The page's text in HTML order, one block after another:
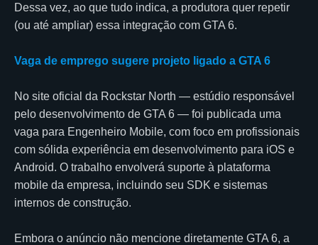
Dessa vez, ao que tudo indica, a produtora quer repetir
(ou até ampliar) essa integração com GTA 6.
Vaga de emprego sugere projeto ligado a GTA 6
No site oficial da Rockstar North — estúdio responsável
pelo desenvolvimento de GTA 6 — foi publicada uma
vaga para Engenheiro Mobile, com foco em profissionais
com sólida experiência em desenvolvimento para iOS e
Android. O trabalho envolverá suporte à plataforma
mobile da empresa, incluindo seu SDK e sistemas
internos de construção.
Embora o anúncio não mencione diretamente GTA 6, a